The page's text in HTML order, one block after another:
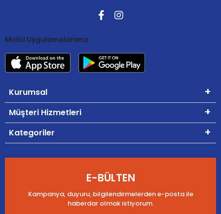
Mobil Uygulamalarımız
Kurumsal
Müşteri Hizmetleri
Kategoriler
E-BÜLTEN
Kampanya, duyuru, bilgilendirmelerden e-posta ile
haberdar olmak istiyorum.